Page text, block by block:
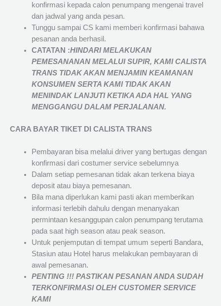
konfirmasi kepada calon penumpang mengenai travel
dan jadwal yang anda pesan.
Tunggu sampai CS kami memberi konfirmasi bahawa
pesanan anda berhasil.
CATATAN :HINDARI MELAKUKAN
PEMESANANAN MELALUI SUPIR, KAMICALISTA
TRANSTIDAK AKAN MENJAMINKEAMANAN
KONSUMEN SERTA KAMI TIDAK AKAN
MENINDAK LANJUTI KETIKA ADA HAL YANG
MENGGANGU DALAM PERJALANAN.
CARA BAYAR TIKET DI CALISTA TRANS
Pembayaran bisa melalui driver yang bertugas dengan
konfirmasi dari costumer service sebelumnya
Dalam setiap pemesanan tidak akan terkena biaya
deposit atau biaya pemesanan.
Bila mana diperlukan kami pasti akan memberikan
informasi terlebih dahulu dengan menanyakan
permintaan kesanggupan calon penumpang terutama
pada saat high season atau peak season.
Untuk penjemputan di tempat umum seperti Bandara,
Stasiun atau Hotel harus melakukan pembayaran di
awal pemesanan.
PENTING !!! PASTIKAN PESANAN ANDA SUDAH
TERKONFIRMASI OLEH CUSTOMER SERVICE
KAMI